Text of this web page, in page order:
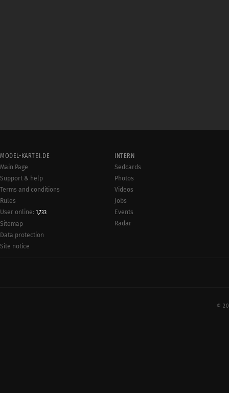
MODEL-KARTEI.DE
Main Page
Support & help
Terms and conditions
Rules
User online: 1,733
Sitemap
Data protection
Site notice
INTERN
Sedcards
Photos
Videos
Jobs
Events
Radar
©